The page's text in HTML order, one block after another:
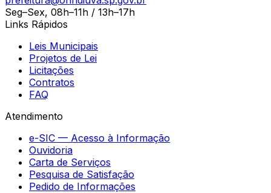
Seg–Sex, 08h–11h / 13h–17h
Links Rápidos
Leis Municipais
Projetos de Lei
Licitações
Contratos
FAQ
Atendimento
e-SIC — Acesso à Informação
Ouvidoria
Carta de Serviços
Pesquisa de Satisfação
Pedido de Informações